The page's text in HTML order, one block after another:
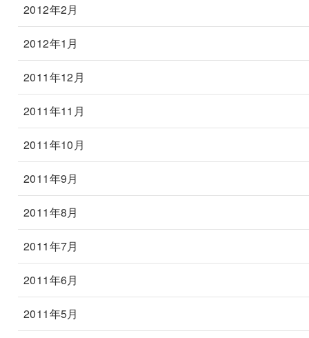
2012年2月
2012年1月
2011年12月
2011年11月
2011年10月
2011年9月
2011年8月
2011年7月
2011年6月
2011年5月